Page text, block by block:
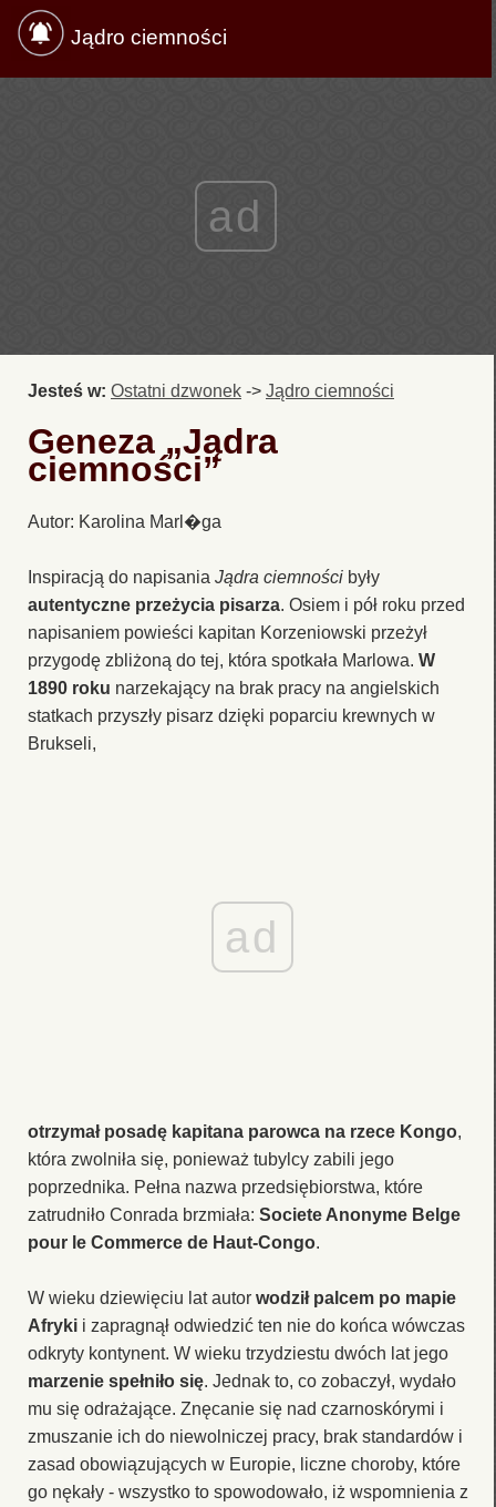
Jądro ciemności
ad
Jesteś w: Ostatni dzwonek -> Jądro ciemności
Geneza „Jądra
ciemności”
Autor: Karolina Marl�ga
Inspiracją do napisania Jądra ciemności były
autentyczne przeżycia pisarza. Osiem i pół roku przed
napisaniem powieści kapitan Korzeniowski przeżył
przygodę zbliżoną do tej, która spotkała Marlowa. W
1890 roku narzekający na brak pracy na angielskich
statkach przyszły pisarz dzięki poparciu krewnych w
Brukseli,
ad
otrzymał posadę kapitana parowca na rzece Kongo,
która zwolniła się, ponieważ tubylcy zabili jego
poprzednika. Pełna nazwa przedsiębiorstwa, które
zatrudniło Conrada brzmiała: Societe Anonyme Belge
pour le Commerce de Haut-Congo.
W wieku dziewięciu lat autor wodził palcem po mapie
Afryki i zapragnął odwiedzić ten nie do końca wówczas
odkryty kontynent. W wieku trzydziestu dwóch lat jego
marzenie spełniło się. Jednak to, co zobaczył, wydało
mu się odrażające. Znęcanie się nad czarnoskórymi i
zmuszanie ich do niewolniczej pracy, brak standardów i
zasad obowiązujących w Europie, liczne choroby, które
go nękały - wszystko to spowodowało, iż wspomnienia z